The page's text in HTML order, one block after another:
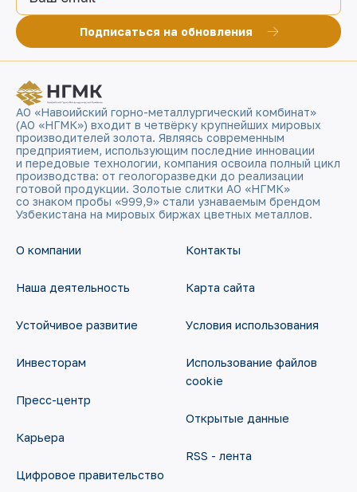
Подписаться на обновления
АО «Навоийский горно-металлургический комбинат»
(АО «НГМК») входит в четвёрку крупнейших мировых
производителей золота. Являясь современным
предприятием, использующим последние инновации
и передовые технологии, компания освоила полный цикл
производства: от геологоразведки до реализации
готовой продукции. Золотые слитки АО «НГМК»
со знаком пробы «999,9» стали узнаваемым брендом
Узбекистана на мировых биржах цветных металлов.
О компании
Наша деятельность
Устойчивое развитие
Инвесторам
Пресс-центр
Карьера
Цифровое правительство
Контакты
Карта сайта
Условия использования
Использование файлов
cookie
Открытые данные
RSS - лента